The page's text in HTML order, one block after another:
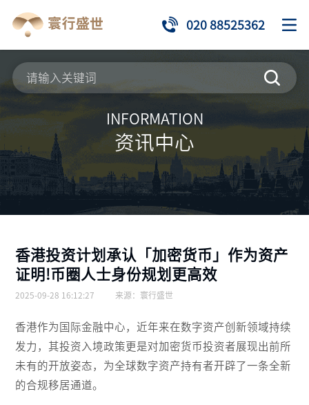
020 88525362
INFORMATION
资讯中心
香港投资计划承认「加密货币」作为资产
证明!币圈人士身份规划更高效
2025-09-28 16:12:27 来源： 寰行盛世
香港作为国际金融中心，近年来在数字资产创新领域持续
发力，其投资入境政策更是对加密货币投资者展现出前所
未有的开放姿态，为全球数字资产持有者开辟了一条全新
的合规移居通道。